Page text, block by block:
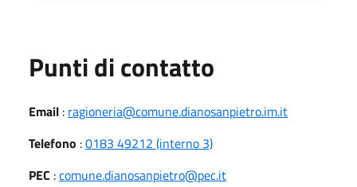
Punti di contatto
Email : ragioneria@comune.dianosanpietro.im.it
Telefono :0183 49212 (interno 3)
PEC :comune.dianosanpietro@pec.it